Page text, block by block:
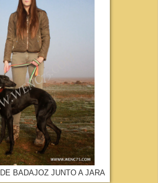
BADAJOZ JUNTO A JARA